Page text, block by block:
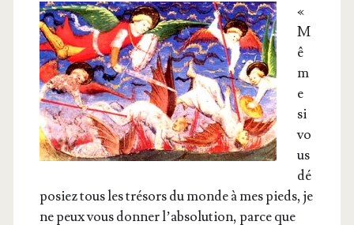
«
M
ê
m
e
si
vo
us
dé
po­siez tous les tré­sors du monde à mes pieds, je
ne peux vous don­ner l’absolution, parce que